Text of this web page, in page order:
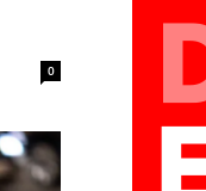
0